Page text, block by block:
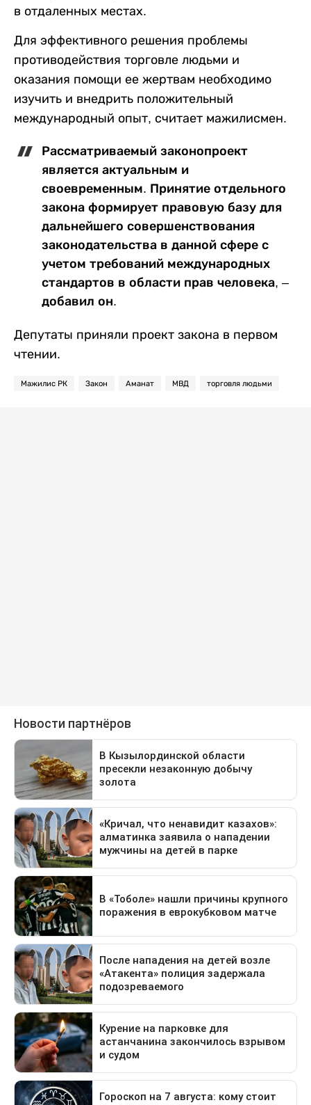
в отдаленных местах.
Для эффективного решения проблемы
противодействия торговле людьми и
оказания помощи ее жертвам необходимо
изучить и внедрить положительный
международный опыт, считает мажилисмен.
Рассматриваемый законопроект
является актуальным и
своевременным. Принятие отдельного
закона формирует правовую базу для
дальнейшего совершенствования
законодательства в данной сфере с
учетом требований международных
стандартов в области прав человека, –
добавил он.
Депутаты приняли проект закона в первом
чтении.
Мажилис РК Закон Аманат МВД торговля людьми